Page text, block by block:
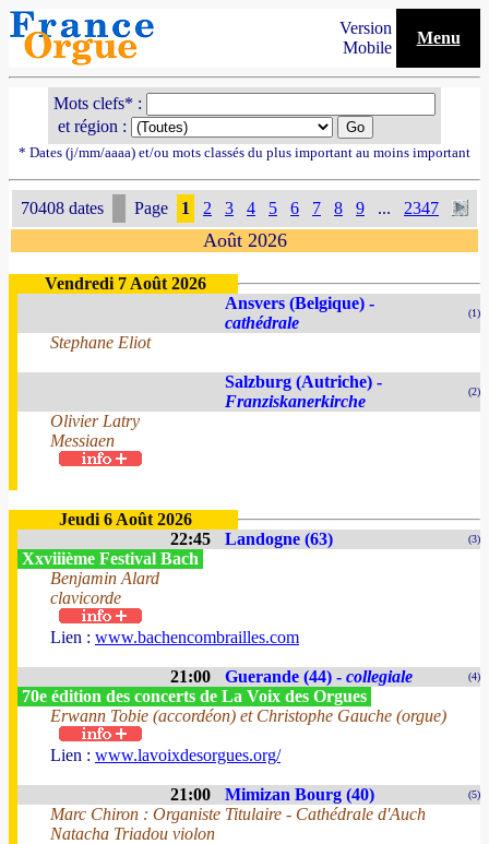
Version
Mobile
Menu
Mots clefs* :
et région :
* Dates (j/mm/aaaa) et/ou mots classés du plus important au moins important
70408 dates Page 1 2 3 4 5 6 7 8 9 ... 2347
Août 2026
Vendredi 7 Août 2026
Ansvers (Belgique) -
cathédrale
(1)
Stephane Eliot
Salzburg (Autriche) -
Franziskanerkirche
(2)
Olivier Latry
Messiaen
Jeudi 6 Août 2026
22:45
Landogne (63) (3)
Xxviiième Festival Bach
Benjamin Alard
clavicorde
Lien : www.bachencombrailles.com
21:00 Guerande (44) - collegiale (4)
70e édition des concerts de La Voix des Orgues
Erwann Tobie (accordéon) et Christophe Gauche (orgue)
Lien : www.lavoixdesorgues.org/
21:00 Mimizan Bourg (40) (5)
Marc Chiron : Organiste Titulaire - Cathédrale d'Auch
Natacha Triadou violon